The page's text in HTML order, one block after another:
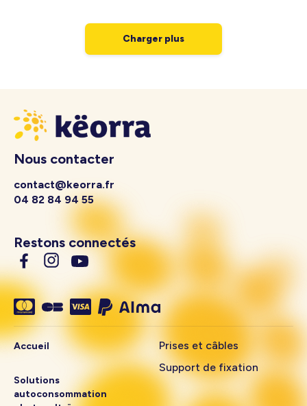
Charger plus
Nous contacter
contact@keorra.fr
04 82 84 94 55
Restons connectés
Accueil
Solutions
autoconsommation
Prises et câbles
Support de fixation